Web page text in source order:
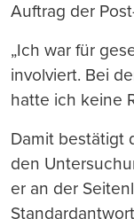
Auftrag der
„Ich war für
involviert. Bei
hatte ich keine
Damit bestätigt
den
er an der